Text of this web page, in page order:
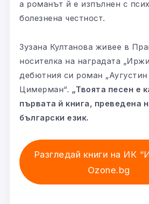
а романът й е изпълнен с
болезнена честност.
Зузана Култанова живее в
носителка на наградата
дебютния си роман „Аугустин
Цимерман“. „Твоята песен е
първата й книга, преведена
български език.
Разгледай книги на ИК
Ozone.bg